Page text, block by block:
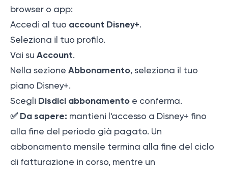
browser o app:
Accedi al tuo account Disney+.
Seleziona il tuo profilo.
Vai su Account.
Nella sezione Abbonamento, seleziona il tuo
piano Disney+.
Scegli Disdici abbonamento e conferma.
✅ Da sapere: mantieni l'accesso a Disney+ fino
alla fine del periodo già pagato. Un
abbonamento mensile termina alla fine del ciclo
di fatturazione in corso, mentre un